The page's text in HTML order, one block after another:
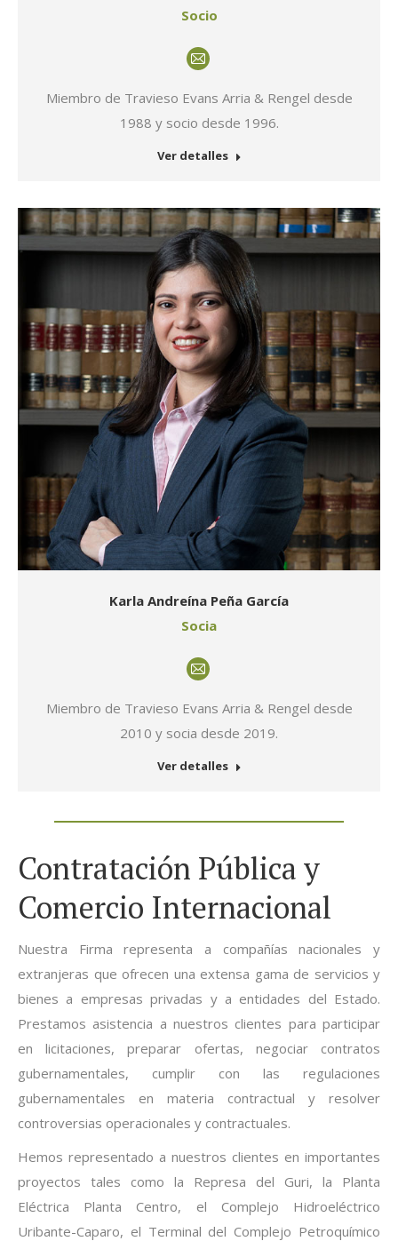
Socio
Miembro de Travieso Evans Arria & Rengel desde
1988 y socio desde 1996.
E-
mail
Ver detalles
Karla Andreína Peña García
Socia
Miembro de Travieso Evans Arria & Rengel desde
2010 y socia desde 2019.
E-
mail
Ver detalles
Contratación Pública y
Comercio Internacional
Nuestra Firma representa a compañías nacionales y
extranjeras que ofrecen una extensa gama de servicios y
bienes a empresas privadas y a entidades del Estado.
Prestamos asistencia a nuestros clientes para participar
en licitaciones, preparar ofertas, negociar contratos
gubernamentales, cumplir con las regulaciones
gubernamentales en materia contractual y resolver
controversias operacionales y contractuales.
Hemos representado a nuestros clientes en importantes
proyectos tales como la Represa del Guri, la Planta
Eléctrica Planta Centro, el Complejo Hidroeléctrico
Uribante-Caparo, el Terminal del Complejo Petroquímico